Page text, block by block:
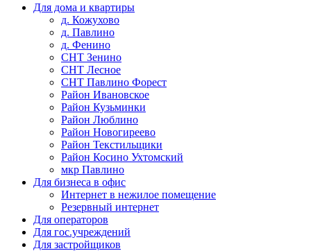
Для дома и квартиры
д. Кожухово
д. Павлино
д. Фенино
СНТ Зенино
СНТ Лесное
СНТ Павлино Форест
Район Ивановское
Район Кузьминки
Район Люблино
Район Новогиреево
Район Текстильщики
Район Косино Ухтомский
мкр Павлино
Для бизнеса в офис
Интернет в нежилое помещение
Резервный интернет
Для операторов
Для гос.учреждений
Для застройщиков